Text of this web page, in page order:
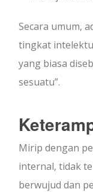
Secara umum,
tingkat
yang biasa
sesuatu”.
Mirip dengan
internal, tidak
berwujud dan